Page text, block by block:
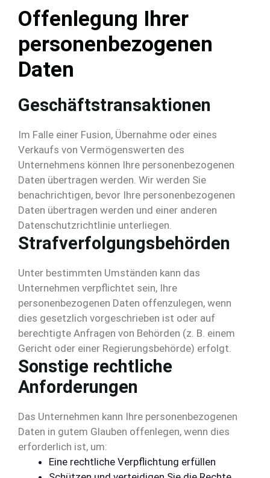
Offenlegung Ihrer
personenbezogenen
Daten
Geschäftstransaktionen
Im Falle einer Fusion, Übernahme oder eines
Verkaufs von Vermögenswerten des
Unternehmens können Ihre personenbezogenen
Daten übertragen werden. Wir werden Sie
benachrichtigen, bevor Ihre personenbezogenen
Daten übertragen werden und einer anderen
Datenschutzrichtlinie unterliegen.
Strafverfolgungsbehörden
Unter bestimmten Umständen kann das
Unternehmen verpflichtet sein, Ihre
personenbezogenen Daten offenzulegen, wenn
dies gesetzlich vorgeschrieben ist oder auf
berechtigte Anfragen von Behörden (z. B. einem
Gericht oder einer Regierungsbehörde) erfolgt.
Sonstige rechtliche
Anforderungen
Das Unternehmen kann Ihre personenbezogenen
Daten in gutem Glauben offenlegen, wenn dies
erforderlich ist, um:
Eine rechtliche Verpflichtung erfüllen